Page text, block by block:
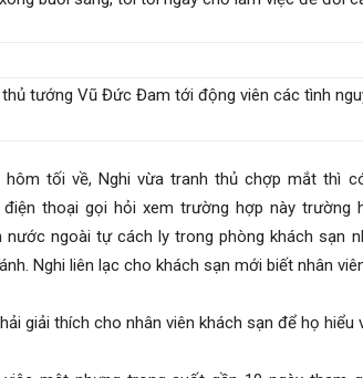
tử
hải
tướng Vũ Đức Đam tới động viên các tình
hôm tối về, Nghi vừa tranh thủ chợp mắt thì
thoại gọi hỏi xem trường hợp này trường
nước ngoài tự cách ly trong phòng khách sạn
Nghi liên lạc cho khách sạn mới biết nhân
giải thích cho nhân viên khách sạn để họ